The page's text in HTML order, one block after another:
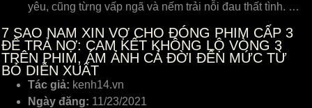
yêu, cũng từng vấp ngã và nếm trải nỗi đau thất tình. …
7 SAO NAM XIN VỢ CHO ĐÓNG PHIM CẤP 3
ĐỂ TRẢ NỢ: CAM KẾT KHÔNG LỘ VÒNG 3
TRÊN PHIM, ÁM ẢNH CẢ ĐỜI ĐẾN MỨC TỪ
BỎ DIỄN XUẤT
Tác giả: kenh14.vn
Ngày đăng: 11/23/2021